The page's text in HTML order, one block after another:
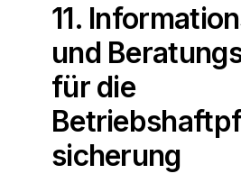
11.
und
für die
sicherung